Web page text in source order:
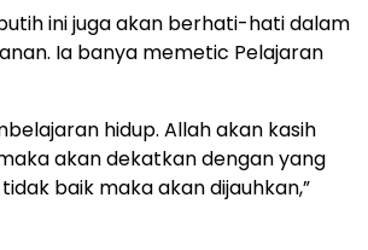
ini juga akan berhati-hati dalam
Ia banya memetic Pelajaran
hidup. Allah akan kasih
akan dekatkan dengan yang
baik maka akan dijauhkan,”